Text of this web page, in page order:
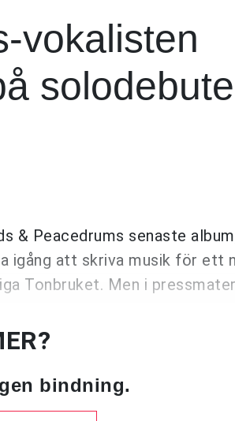
vokalisten
& Peacedrums senaste
igång att skriva musik för ett
Tonbruket. Men i
bindning.